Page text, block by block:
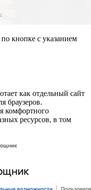
кнопке с указанием
как отдельный сайт
браузеров.
комфортного
ресурсов, в том